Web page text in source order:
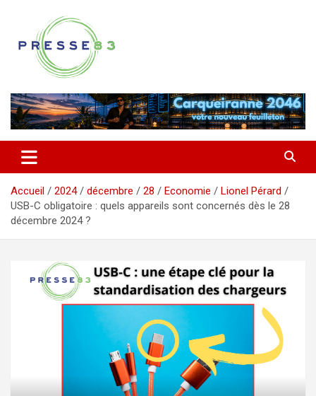
contenu
Presse 83
Accueil 2024 décembre 28 Economie
Lionel Pérard
USB-C obligatoire : quels appareils sont concernés dès le 28
décembre 2024 ?